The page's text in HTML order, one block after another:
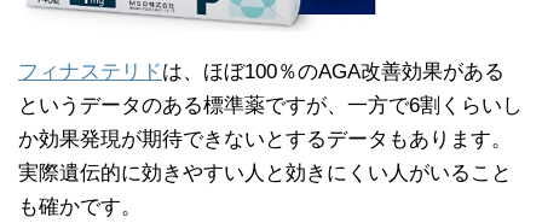
フィナステリドは、ほぼ100％のAGA改善効果がある
というデータのある標準薬ですが、一方で6割くらいし
か効果発現が期待できないとするデータもあります。
実際遺伝的に効きやすい人と効きにくい人がいること
も確かです。